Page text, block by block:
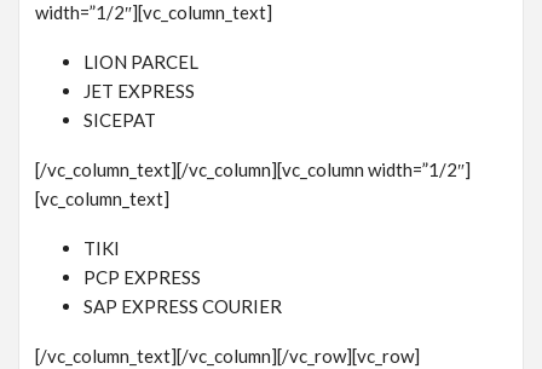
width=”1/2″][vc_column_text]
LION PARCEL
JET EXPRESS
SICEPAT
[/vc_column_text][/vc_column][vc_column width=”1/2″]
[vc_column_text]
TIKI
PCP EXPRESS
SAP EXPRESS COURIER
[/vc_column_text][/vc_column][/vc_row][vc_row]